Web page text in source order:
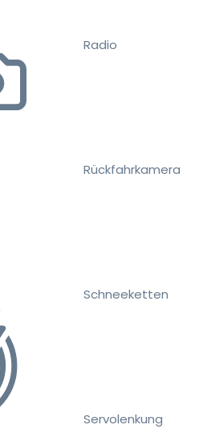
Radio
Rückfahrkamera
Schneeketten
Servolenkung